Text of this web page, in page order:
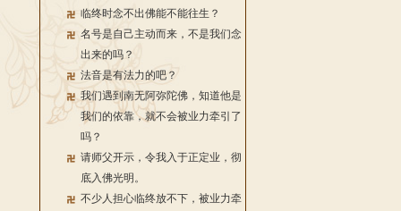
临终时念不出佛能不能往生？
名号是自己主动而来，不是我们念
出来的吗？
法音是有法力的吧？
我们遇到南无阿弥陀佛，知道他是
我们的依靠，就不会被业力牵引了
吗？
请师父开示，令我入于正定业，彻
底入佛光明。
不少人担心临终放不下，被业力牵